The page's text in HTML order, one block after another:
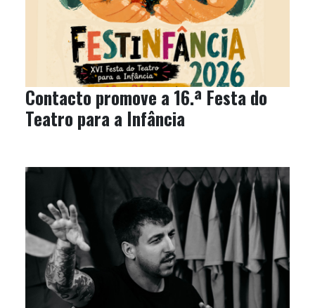
Contacto promove a 16.ª Festa do
Teatro para a Infância